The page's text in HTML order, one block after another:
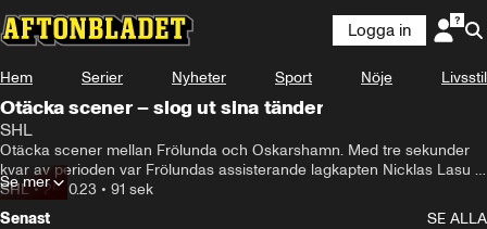
Logga in
Hem Serier Nyheter Sport Nöje Livsstil
Otäcka scener – slog ut sina tänder
SHL
Otäcka scener mellan Frölunda och Oskarshamn. Med tre sekunder
kvar av perioden var Frölundas assisterande lagkapten Nicklas Lasu
tvungen att plocka upp Max Fribergs tänder från isen innan pucken
kunde släppas igen.
SHL•26.10.23 • 91 sek
Se mer
Senast
SE ALLA